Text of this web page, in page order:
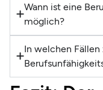
Wann ist eine
möglich?
In welchen Fällen